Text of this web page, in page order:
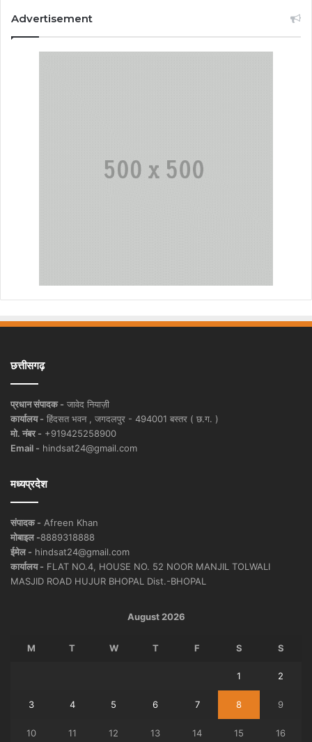
Advertisement
छत्तीसगढ़
प्रधान संपादक - जावेद नियाज़ी
कार्यालय - हिंदसत भवन , जगदलपुर - 494001 बस्तर ( छ.ग. )
मो. नंबर - +919425258900
Email - hindsat24@gmail.com
मध्यप्रदेश
संपादक - Afreen Khan
मोबाइल -8889318888
ईमेल - hindsat24@gmail.com
कार्यालय - FLAT NO.4, HOUSE NO. 52 NOOR MANJIL TOLWALI
MASJID ROAD HUJUR BHOPAL Dist.-BHOPAL
August 2026
M T W T F S S
1 2
3 4 5 6 7 8 9
10 11 12 13 14 15 16